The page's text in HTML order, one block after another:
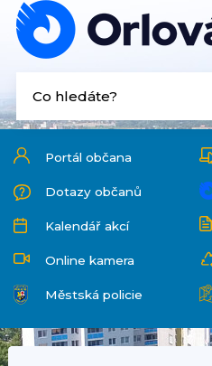
Portál občana
Dotazy občanů
Kalendář akcí
Online kamera
Městská policie